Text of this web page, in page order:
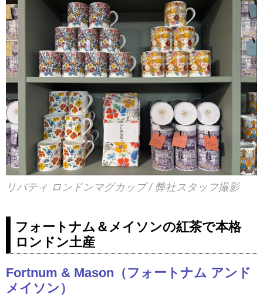
リバティ ロンドンマグカップ / 弊社スタッフ撮影
フォートナム＆メイソンの紅茶で本格
ロンドン土産
Fortnum & Mason（フォートナム アンド
メイソン）